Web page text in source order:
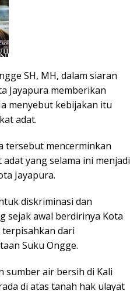
SH, MH, dalam siaran
Jayapura memberikan
menyebut kebijakan itu
adat.
tersebut mencerminkan
yang selama ini menjadi
Jayapura.
diskriminasi dan
sejak awal berdirinya Kota
terpisahkan dari
Suku Ongge.
sumber air bersih di Kali
di atas tanah hak ulayat